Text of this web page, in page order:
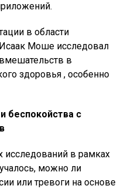
в области
Моше исследовал
в
здоровья , особенно
беспокойства с
исследований в рамках
можно ли
или тревоги на основе